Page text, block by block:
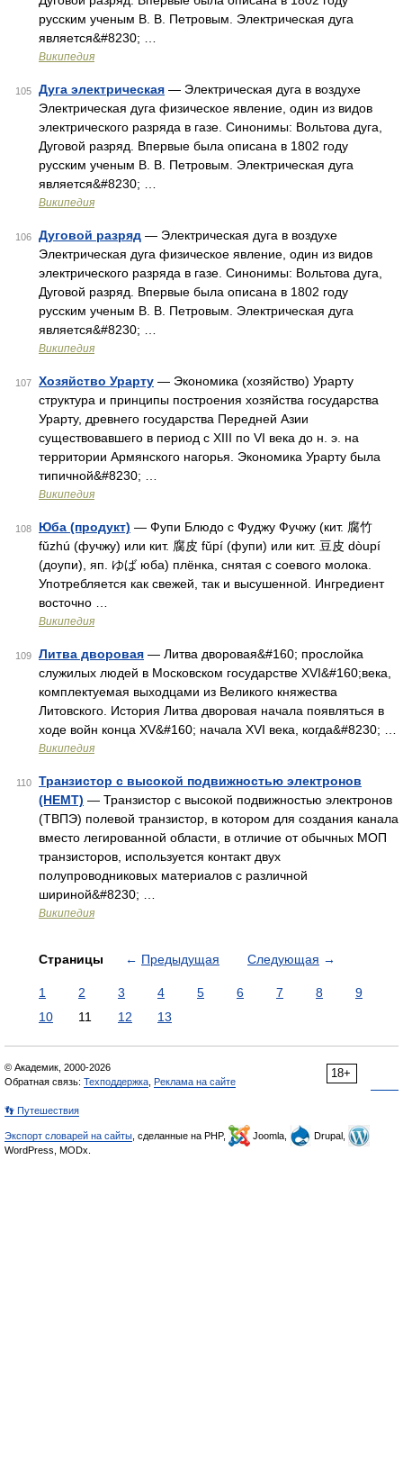
русским ученым В. В. Петровым. Электрическая дуга
является&#8230; …
Википедия
105 Дуга электрическая — Электрическая дуга в воздухе
Электрическая дуга физическое явление, один из видов
электрического разряда в газе. Синонимы: Вольтова дуга,
Дуговой разряд. Впервые была описана в 1802 году
русским ученым В. В. Петровым. Электрическая дуга
является&#8230; …
Википедия
106 Дуговой разряд — Электрическая дуга в воздухе
Электрическая дуга физическое явление, один из видов
электрического разряда в газе. Синонимы: Вольтова дуга,
Дуговой разряд. Впервые была описана в 1802 году
русским ученым В. В. Петровым. Электрическая дуга
является&#8230; …
Википедия
107 Хозяйство Урарту — Экономика (хозяйство) Урарту
структура и принципы построения хозяйства государства
Урарту, древнего государства Передней Азии
существовавшего в период с XIII по VI века до н. э. на
территории Армянского нагорья. Экономика Урарту была
типичной&#8230; …
Википедия
108 Юба (продукт) — Фупи Блюдо с Фуджу Фучжу (кит. 腐竹
fǔzhú (фучжу) или кит. 腐皮 fǔpí (фупи) или кит. 豆皮 dòupí
(доупи), яп. ゆば юба) плёнка, снятая с соевого молока.
Употребляется как свежей, так и высушенной. Ингредиент
восточно …
Википедия
109 Литва дворовая — Литва дворовая&#160; прослойка
служилых людей в Московском государстве XVI&#160;века,
комплектуемая выходцами из Великого княжества
Литовского. История Литва дворовая начала появляться в
ходе войн конца XV&#160; начала XVI века, когда&#8230; …
Википедия
110
Транзистор с высокой подвижностью электронов
(HEMT) — Транзистор с высокой подвижностью электронов
(ТВПЭ) полевой транзистор, в котором для создания канала
вместо легированной области, в отличие от обычных МОП
транзисторов, используется контакт двух
полупроводниковых материалов с различной
шириной&#8230; …
Википедия
Страницы ← Предыдущая Следующая →
1 2 3 4 5 6 7 8
9
10
11 12 13
18+
© Академик, 2000-2026
Обратная связь: Техподдержка Реклама на сайте
👣 Путешествия
Экспорт словарей на сайты , сделанные на PHP, Joomla,
Drupal,
WordPress, MODx.